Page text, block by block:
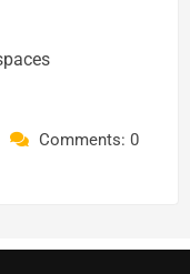
Comments: 0